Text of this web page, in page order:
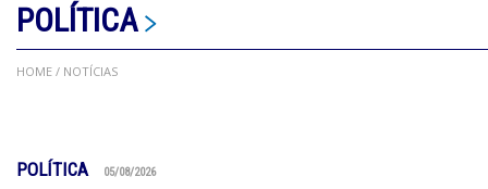
POLÍTICA
HOME / NOTÍCIAS
POLÍTICA 05/08/2026